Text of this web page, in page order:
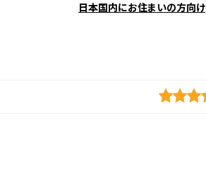
日本国内にお住まいの方向け